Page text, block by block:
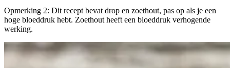
Opmerking 2: Dit recept bevat drop en zoethout, pas op als je een
hoge bloeddruk hebt. Zoethout heeft een bloeddruk verhogende
werking.